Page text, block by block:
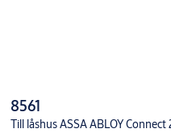
8561
Till låshus ASSA ABLOY Connect